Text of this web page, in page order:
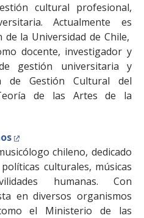
cultural profesional,
Actualmente es
la Universidad de Chile,
docente, investigador y
gestión universitaria y
de Gestión Cultural del
de las Artes de la
chileno, dedicado
culturales, músicas
humanas. Con
en diversos organismos
el Ministerio de las